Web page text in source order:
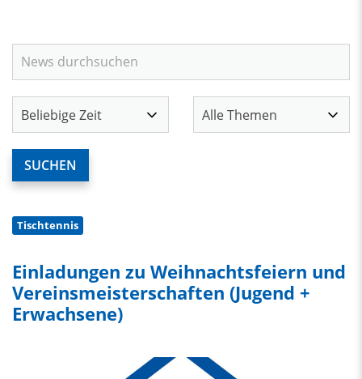
Tischtennis
Einladungen zu Weihnachtsfeiern und
Vereinsmeisterschaften (Jugend +
Erwachsene)